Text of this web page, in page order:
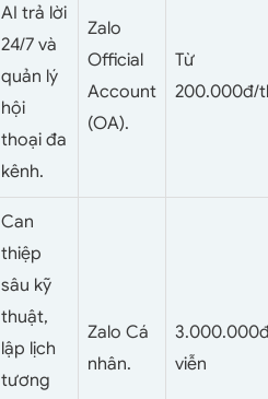
AI trả lời
24/7 và
quản lý
hội
thoại đa
kênh.
Zalo
Official
Account
(OA).
Từ
200.000đ/
Can
thiệp
sâu kỹ
thuật,
lập lịch
tương
Zalo Cá
nhân.
viễn